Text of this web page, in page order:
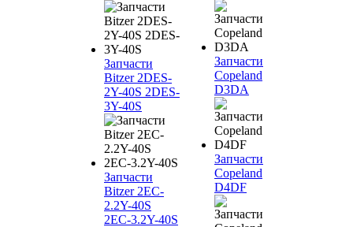
Запчасти
Bitzer 2DES-
2Y-40S 2DES-
3Y-40S
Запчасти
Bitzer 2EC-
2.2Y-40S
2EC-3.2Y-40S
Запчасти
Copeland
D3DA
Запчасти
Copeland
D4DF